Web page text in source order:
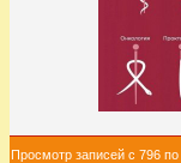
Просмотр записей с 796 по